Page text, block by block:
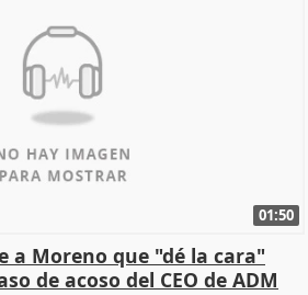
01:50
a Moreno que "dé la cara"
de acoso del CEO de ADM